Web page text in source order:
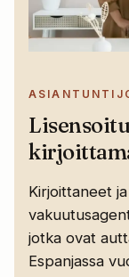
Kirjoittaneet
jotka ovat
Espanjassa